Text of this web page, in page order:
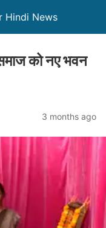
Hindi News
को नए भवन
3 months ago